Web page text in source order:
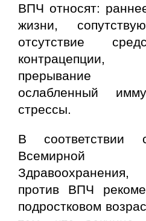
ВПЧ относят:
жизни,
отсутствие
контрацепции,
прерывание
ослабленный
стрессы.
В соответствии
Всемирной
против ВПЧ
подростковом